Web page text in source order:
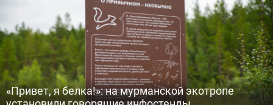
«Привет, я белка!»: на мурманской экотропе